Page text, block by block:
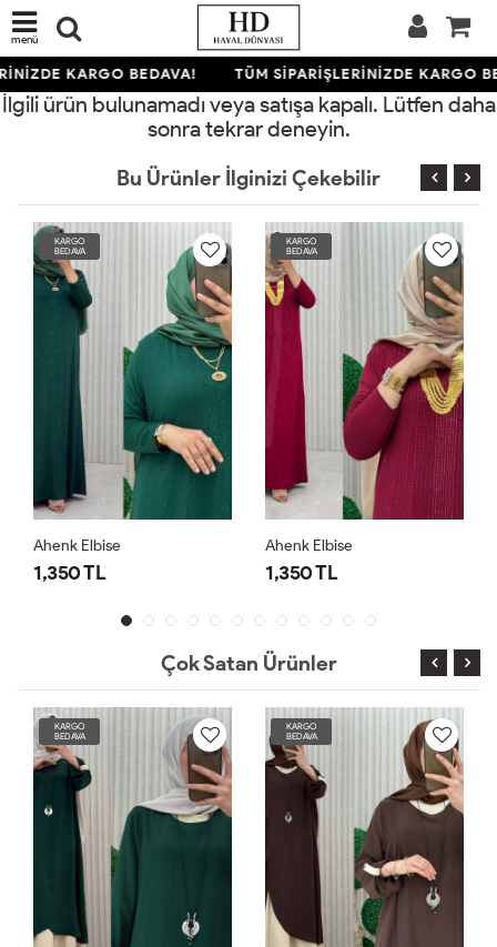
menü
KARGO BEDAVA! TÜM SİPARİŞLERİNİZDE KARGO
İlgili ürün bulunamadı veya satışa kapalı. Lütfen daha
sonra tekrar deneyin.
Bu Ürünler İlginizi Çekebilir
KARGO
BEDAVA
Ahenk Elbise
1,350 TL
KARGO
BEDAVA
Ahenk Elbise
1,350 TL
Çok Satan Ürünler
KARGO
BEDAVA
KARGO
BEDAVA